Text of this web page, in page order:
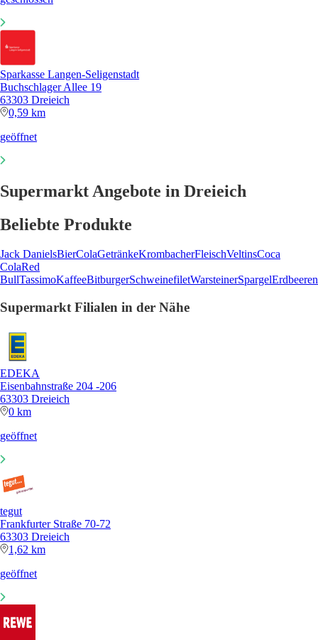
Sparkasse Langen-Seligenstadt
Buchschlager Allee 19
63303 Dreieich
0,59 km
geöffnet
Supermarkt Angebote in Dreieich
Beliebte Produkte
Jack DanielsBierColaGetränkeKrombacherFleischVeltinsCoca
ColaRed
BullTassimoKaffeeBitburgerSchweinefiletWarsteinerSpargelErdbeeren
Supermarkt Filialen in der Nähe
EDEKA
Eisenbahnstraße 204 -206
63303 Dreieich
0 km
geöffnet
tegut
Frankfurter Straße 70-72
63303 Dreieich
1,62 km
geöffnet